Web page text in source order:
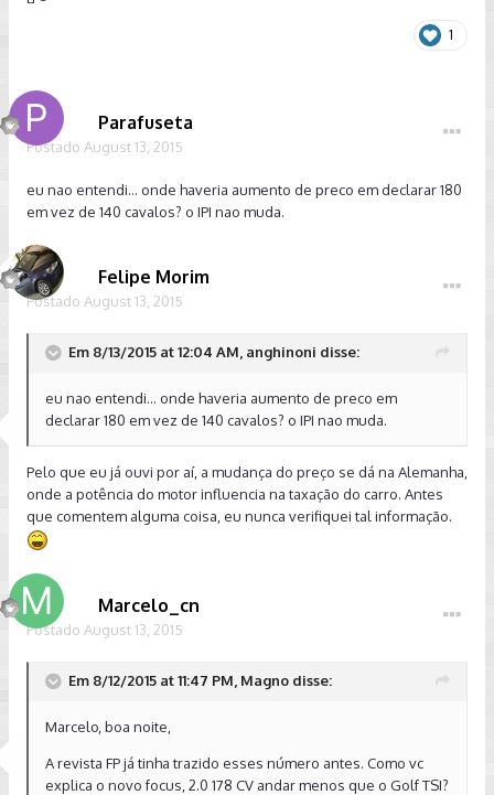
1
Parafuseta
Postado August 13, 2015
eu nao entendi... onde haveria aumento de preco em declarar 180
em vez de 140 cavalos? o IPI nao muda.
Felipe Morim
Postado August 13, 2015
Em 8/13/2015 at 12:04 AM, anghinoni disse:
eu nao entendi... onde haveria aumento de preco em
declarar 180 em vez de 140 cavalos? o IPI nao muda.
Pelo que eu já ouvi por aí, a mudança do preço se dá na Alemanha,
onde a potência do motor influencia na taxação do carro. Antes
que comentem alguma coisa, eu nunca verifiquei tal informação.
Marcelo_cn
Postado August 13, 2015
Em 8/12/2015 at 11:47 PM, Magno disse:
Marcelo, boa noite,
A revista FP já tinha trazido esses número antes. Como vc
explica o novo focus, 2.0 178 CV andar menos que o Golf TSI?